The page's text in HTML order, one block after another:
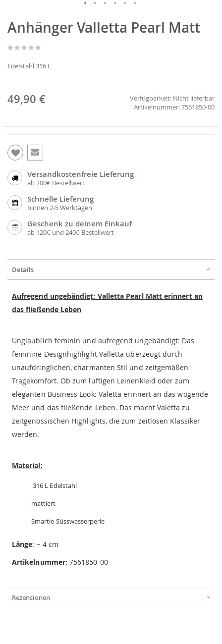
Anfang
der
springen
Anhänger Valletta Pearl Matt
Edelstahl 316 L
49,90 € Verfügbarkeit: Nicht lieferbar
7561850-00
Versandkostenfreie Lieferung
ab 200€ Bestellwert
Schnelle Lieferung
binnen 2-5 Werktagen
Geschenk zu deinem Einkauf
ab 120€ und 240€ Bestellwert
Details
Aufregend ungebändigt: Valletta Pearl Matt erinnert an
das fließende Leben
Unglaublich feminin und aufregend ungebändigt: Das
feminine Designhighlight Valletta überzeugt durch
unaufdringlichen, charmanten Stil und zeitgemäßen
Tragekomfort. Ob zum luftigen Leinenkleid oder zum
eleganten Business Look: Valetta erinnert an das wogende
Meer und das fließende Leben. Das macht Valetta zu
zeitgenössischen Highlights, die zum zeitlosen Klassiker
werden.
Material:
316 L Edelstahl
mattiert
Smartie Süsswasserperle
Länge: ~ 4 cm
Artikelnummer: 7561850-00
Rezensionen